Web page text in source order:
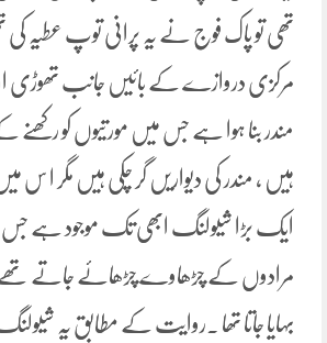
تھی تو پاک فوج نے یہ پرانی توپ عطیہ کی
مرکزی دروازے کے بائیں جانب تھوڑی
مندر بنا ہوا ہے جس میں مورتیوں کو
ہیں ، مندر کی دیواریں گر چکی ہیں مگر ا
ایک بڑا شیولنگ ابھی تک موجود ہے جس
مرادوں کے چڑھاوے چڑھائے جاتے تھے
بہایا جاتا تھا ۔روایت کے مطابق یہ